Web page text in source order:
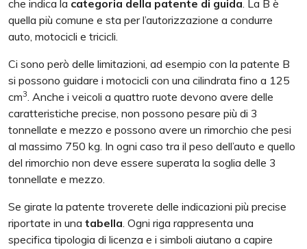
che indica la categoria della patente di guida. La B è
quella più comune e sta per l’autorizzazione a condurre
auto, motocicli e tricicli.
Ci sono però delle limitazioni, ad esempio con la patente B
si possono guidare i motocicli con una cilindrata fino a 125
cm3. Anche i veicoli a quattro ruote devono avere delle
caratteristiche precise, non possono pesare più di 3
tonnellate e mezzo e possono avere un rimorchio che pesi
al massimo 750 kg. In ogni caso tra il peso dell’auto e quello
del rimorchio non deve essere superata la soglia delle 3
tonnellate e mezzo.
Se girate la patente troverete delle indicazioni più precise
riportate in una tabella. Ogni riga rappresenta una
specifica tipologia di licenza e i simboli aiutano a capire